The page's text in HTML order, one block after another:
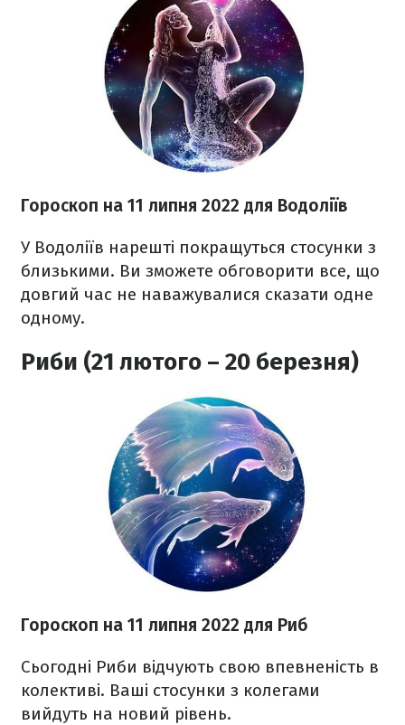
Гороскоп на 11 липня 2022 для Водоліїв
У Водоліїв нарешті покращуться стосунки з
близькими. Ви зможете обговорити все, що
довгий час не наважувалися сказати одне
одному.
Риби (21 лютого – 20 березня)
Гороскоп на 11 липня 2022 для Риб
Сьогодні Риби відчують свою впевненість в
колективі. Ваші стосунки з колегами
вийдуть на новий рівень.